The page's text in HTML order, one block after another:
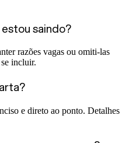
saindo?
razões vagas ou omiti-las
incluir.
e direto ao ponto. Detalhes